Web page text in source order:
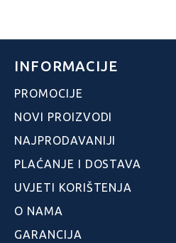
INFORMACIJE
PROMOCIJE
NOVI PROIZVODI
NAJPRODAVANIJI
PLAĆANJE I DOSTAVA
UVJETI KORIŠTENJA
O NAMA
GARANCIJA